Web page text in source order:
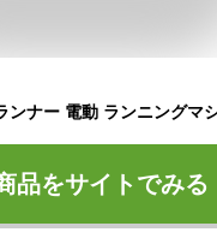
品をサイトでみる